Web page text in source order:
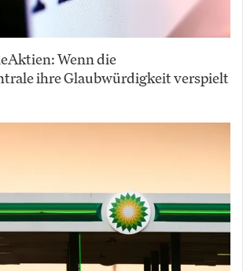
Wenn die
ihre Glaubwürdigkeit verspielt